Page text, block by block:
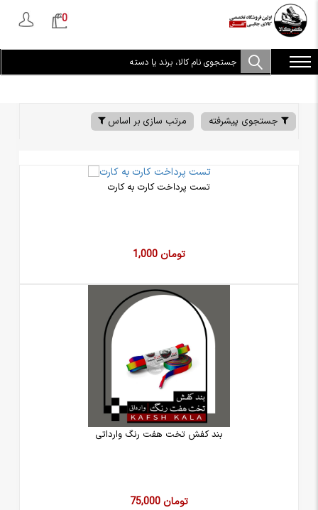
0
جستجوی پیشرفته مرتب سازی بر اساس
تست پرداخت کارت به کارت
1,000 تومان
بند کفش تخت هفت رنگ وارداتی
75,000 تومان